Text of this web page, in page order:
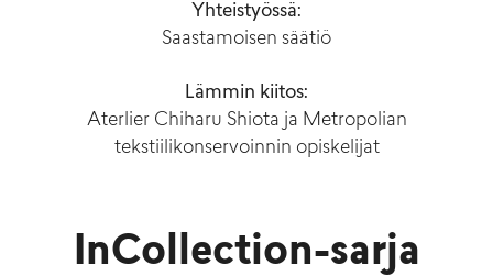
Yhteistyössä:
Saastamoisen säätiö
Lämmin kiitos:
Aterlier Chiharu Shiota ja Metropolian
tekstiilikonservoinnin opiskelijat
InCollection-sarja